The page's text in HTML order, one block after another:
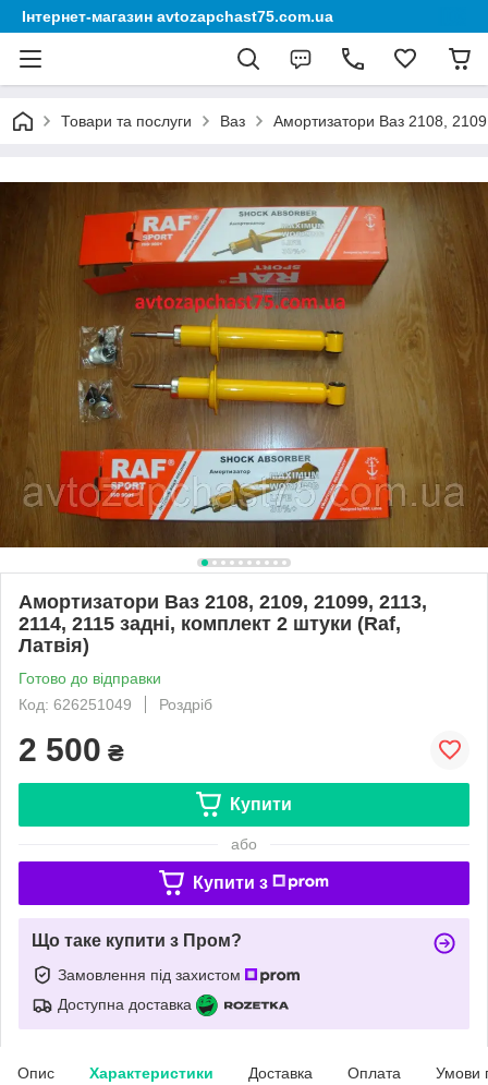
Інтернет-магазин avtozapchast75.com.ua
Товари та послуги Ваз Амортизатори Ваз 2108,
Амортизатори Ваз 2108, 2109, 21099, 2113,
2114, 2115 задні, комплект 2 штуки (Raf,
Латвія)
Готово до відправки
Код: 626251049
Роздріб
2 500 ₴
Купити
або
Купити з
Що таке купити з Пром?
Замовлення під захистом
Доступна доставка
Опис Характеристики Доставка Оплата Умови